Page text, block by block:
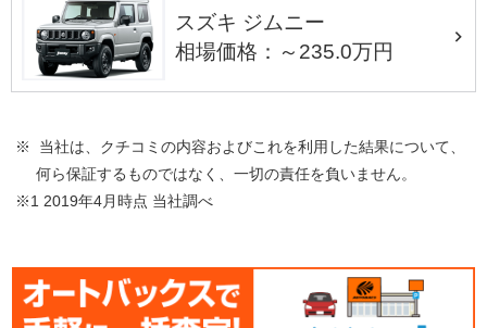
スズキ ジムニー
相場価格：～235.0万円
※ 当社は、クチコミの内容およびこれを利用した結果について、
何ら保証するものではなく、一切の責任を負いません。
※1 2019年4月時点 当社調べ